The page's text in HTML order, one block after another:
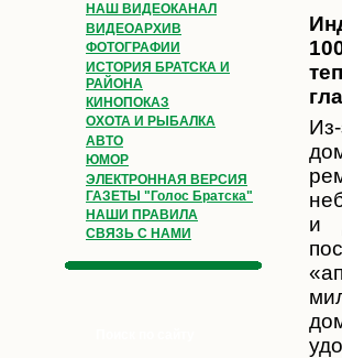
НАШ ВИДЕОКАНАЛ
ВИДЕОАРХИВ
ФОТОГРАФИИ
ИСТОРИЯ БРАТСКА И
РАЙОНА
КИНОПОКАЗ
ОХОТА И РЫБАЛКА
АВТО
ЮМОР
ЭЛЕКТРОННАЯ ВЕРСИЯ
ГАЗЕТЫ "Голос Братска"
НАШИ ПРАВИЛА
СВЯЗЬ С НАМИ
и